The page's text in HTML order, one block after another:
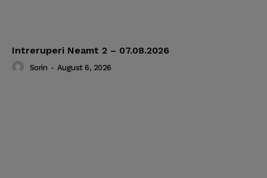
Intreruperi Neamt 2 – 07.08.2026
Sorin - August 6, 2026